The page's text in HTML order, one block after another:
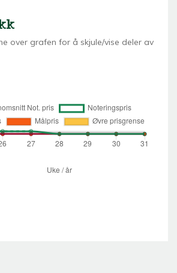
over grafen for å skjule/vise deler av